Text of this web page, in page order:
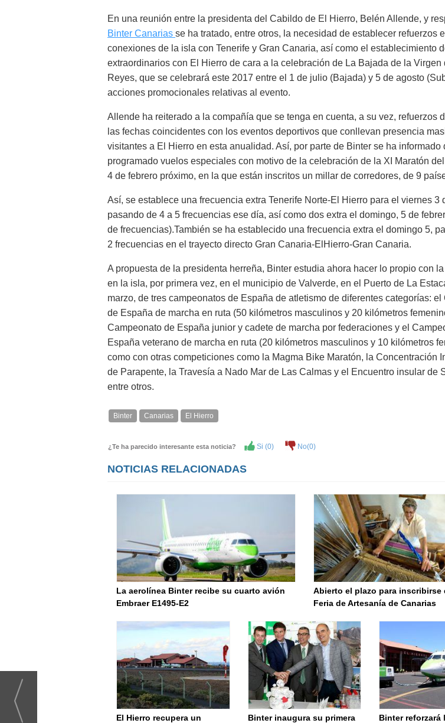
En una reunión entre la presidenta del Cabildo de El Hierro, Belén Allende, y
Binter Canarias se ha tratado, entre otros, la necesidad de establecer refuerzos
conexiones de la isla con Tenerife y Gran Canaria, así como el establecimiento
extraordinarios con El Hierro de cara a la celebración de La Bajada de la Virgen
Reyes, que se celebrará este 2017 entre el 1 de julio (Bajada) y 5 de agosto
acciones promocionales relativas al evento.
Allende ha reiterado a la compañía que se tenga en cuenta, a su vez, refuerzos
las fechas coincidentes con los eventos deportivos que conllevan presencia
visitantes a El Hierro en esta anualidad. Así, por parte de Binter se ha informado
programado vuelos especiales con motivo de la celebración de la XI Maratón
4 de febrero próximo, en la que están inscritos un millar de corredores, de 9
Así, se establece una frecuencia extra Tenerife Norte-El Hierro para el viernes 3
pasando de 4 a 5 frecuencias ese día, así como dos extra el domingo, 5 de
de frecuencias).También se ha establecido una frecuencia extra el domingo 5,
2 frecuencias en el trayecto directo Gran Canaria-ElHierro-Gran Canaria.
A propuesta de la presidenta herreña, Binter estudia ahora hacer lo propio con
en la isla, por primera vez, en el municipio de Valverde, en el Puerto de La
marzo, de tres campeonatos de España de atletismo de diferentes categorías: el
de España de marcha en ruta (50 kilómetros masculinos y 20 kilómetros
Campeonato de España junior y cadete de marcha por federaciones y el
España veterano de marcha en ruta (20 kilómetros masculinos y 10 kilómetros
como con otras competiciones como la Magma Bike Maratón, la Concentración
de Parapente, la Travesía a Nado Mar de Las Calmas y el Encuentro insular de
entre otros.
Binter Canarias El Hierro
¿Te ha parecido interesante esta noticia? Si (0) No(0)
NOTICIAS RELACIONADAS
La aerolínea Binter recibe su cuarto avión
Embraer E1495-E2
Abierto el plazo para inscribirse
Feria de Artesanía de Canarias
El Hierro recupera un
Binter inaugura su primera
Binter reforzará